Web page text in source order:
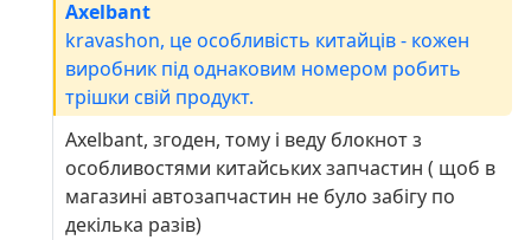
Axelbant
kravashon, це особливість китайців - кожен
виробник під однаковим номером робить
трішки свій продукт.
Axelbant, згоден, тому і веду блокнот з
особливостями китайських запчастин ( щоб в
магазині автозапчастин не було забігу по
декілька разів)